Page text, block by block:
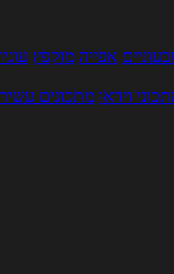
אפייה מוקפץ
וידאו מתכונים